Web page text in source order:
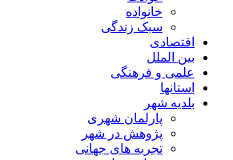
خانواده
سبک زندگی
اقتصادی
بین الملل
علمی و فرهنگی
استانها
بلدیه شهر
پارلمان شهری
پژوهش در شهر
تجربه های جهانی